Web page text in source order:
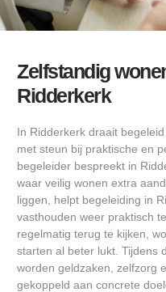
Zelfstandig
Ridderkerk
In Ridderkerk draait
met steun bij praktische en
begeleider bespreekt in
waar veilig wonen extra
liggen, helpt begeleiding in
vasthouden weer praktisch
regelmatig terug te kijken,
starten al beter lukt. Tijdens
worden geldzaken, zelfzorg
gekoppeld aan concrete